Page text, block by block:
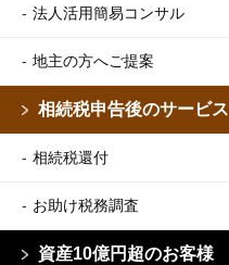
法人活用簡易コンサル
地主の方へご提案
相続税申告後のサービス
相続税還付
お助け税務調査
資産10億円超のお客様